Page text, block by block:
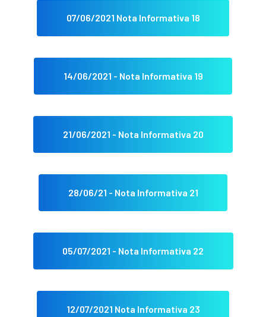
07/06/2021 Nota Informativa 18
14/06/2021 - Nota Informativa 19
21/06/2021 - Nota Informativa 20
28/06/21 - Nota Informativa 21
05/07/2021 - Nota Informativa 22
12/07/2021 Nota Informativa 23